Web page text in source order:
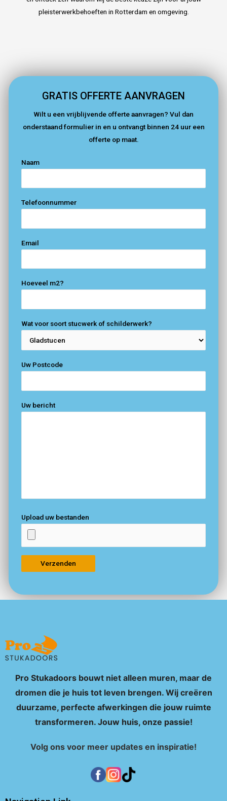
pleisterwerkbehoeften in Rotterdam en omgeving.
GRATIS OFFERTE AANVRAGEN
Wilt u een vrijblijvende offerte aanvragen? Vul dan
onderstaand formulier in en u ontvangt binnen 24 uur een
offerte op maat.
Naam
Telefoonnummer
Email
Hoeveel m2?
Wat voor soort stucwerk of schilderwerk?
Uw Postcode
Uw bericht
Upload uw bestanden
Pro Stukadoors bouwt niet alleen muren, maar de
dromen die je huis tot leven brengen. Wij creëren
duurzame, perfecte afwerkingen die jouw ruimte
transformeren. Jouw huis, onze passie!
Volg ons voor meer updates en inspiratie!